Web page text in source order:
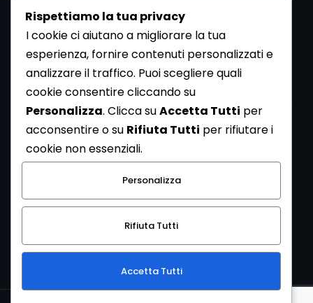
Newsletter
Se vuoi ricevere la Rivista gratuita di archeologia realizzata
dalla Redazione di ArcheoMedia iscriviti alla nostra
Newsletter [Clicca Qui]
Con l'invio del messaggio l'utente dichiara di aver letto
l’informativa sulla privacy e di acconsentire al trattamento
dei propri dati personali.
Rispettiamo la tua privacy
I cookie ci aiutano a migliorare la tua
esperienza, fornire contenuti personalizzati e
analizzare il traffico. Puoi scegliere quali
cookie consentire cliccando su
Personalizza. Clicca suAccetta Tutti per
acconsentire o su Rifiuta Tutti per rifiutare i
cookie non essenziali.
Personalizza
Rifiuta Tutti
Accetta Tutti